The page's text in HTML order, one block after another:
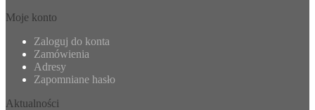
Moje konto
Zaloguj do konta
Zamówienia
Adresy
Zapomniane hasło
Aktualności